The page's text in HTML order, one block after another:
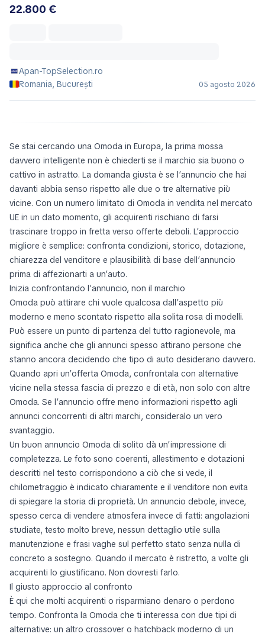
22.800 €
Apan-TopSelection.ro
Romania, București
05 agosto 2026
Se stai cercando una Omoda in Europa, la prima mossa
davvero intelligente non è chiederti se il marchio sia buono o
cattivo in astratto. La domanda giusta è se l’annuncio che hai
davanti abbia senso rispetto alle due o tre alternative più
vicine. Con un numero limitato di Omoda in vendita nel mercato
UE in un dato momento, gli acquirenti rischiano di farsi
trascinare troppo in fretta verso offerte deboli. L’approccio
migliore è semplice: confronta condizioni, storico, dotazione,
chiarezza del venditore e plausibilità di base dell’annuncio
prima di affezionarti a un’auto.
Inizia confrontando l’annuncio, non il marchio
Omoda può attirare chi vuole qualcosa dall’aspetto più
moderno e meno scontato rispetto alla solita rosa di modelli.
Può essere un punto di partenza del tutto ragionevole, ma
significa anche che gli annunci spesso attirano persone che
stanno ancora decidendo che tipo di auto desiderano davvero.
Quando apri un’offerta Omoda, confrontala con alternative
vicine nella stessa fascia di prezzo e di età, non solo con altre
Omoda. Se l’annuncio offre meno informazioni rispetto agli
annunci concorrenti di altri marchi, consideralo un vero
svantaggio.
Un buon annuncio Omoda di solito dà un’impressione di
completezza. Le foto sono coerenti, allestimento e dotazioni
descritti nel testo corrispondono a ciò che si vede, il
chilometraggio è indicato chiaramente e il venditore non evita
di spiegare la storia di proprietà. Un annuncio debole, invece,
spesso cerca di vendere atmosfera invece di fatti: angolazioni
studiate, testo molto breve, nessun dettaglio utile sulla
manutenzione e frasi vaghe sul perfetto stato senza nulla di
concreto a sostegno. Quando il mercato è ristretto, a volte gli
acquirenti lo giustificano. Non dovresti farlo.
Il giusto approccio al confronto
È qui che molti acquirenti o risparmiano denaro o perdono
tempo. Confronta la Omoda che ti interessa con due tipi di
alternative: un altro crossover o hatchback moderno di un